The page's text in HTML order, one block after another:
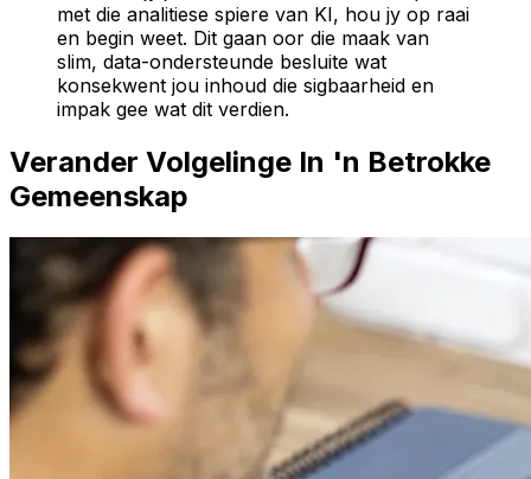
met die analitiese spiere van KI, hou jy op raai
en begin weet. Dit gaan oor die maak van
slim, data-ondersteunde besluite wat
konsekwent jou inhoud die sigbaarheid en
impak gee wat dit verdien.
Verander Volgelinge In 'n Betrokke
Gemeenskap